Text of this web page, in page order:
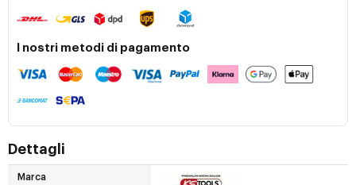
I nostri metodi di pagamento
Dettagli
Marca